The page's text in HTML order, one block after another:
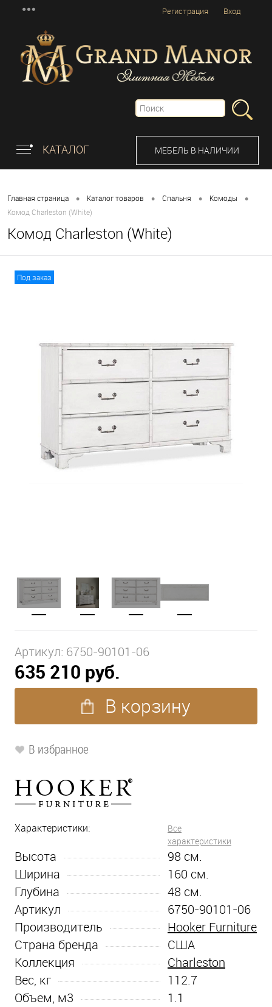
Вход
Регистрация
КАТАЛОГ МЕБЕЛЬ В НАЛИЧИИ
Главная страница • Каталог товаров • Спальня • Комоды •
Комод Charleston (White)
Комод Charleston (White)
Под заказ
Артикул: 6750-90101-06
635 210 руб.
В корзину
В избранное
Характеристики:
Все
характеристики
Высота 98 см.
Ширина
160 см.
Глубина
48 см.
Артикул
6750-90101-06
Производитель
Hooker Furniture
Страна бренда
США
Коллекция
Charleston
Вес, кг
112.7
Объем, м3
1.1